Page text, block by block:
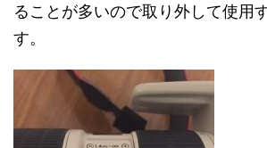
ることが多いので取り外して使用
す。